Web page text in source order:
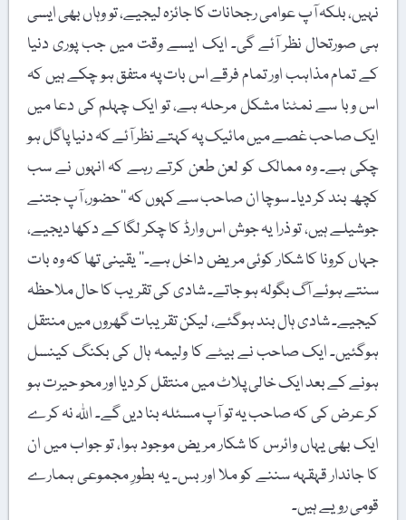
نہیں، بلکہ آپ عوامی رجحانات کا جائزہ لیجیے، تو وہاں بھی ایسی
ہی صورتحال نظر آئے گی۔ ایک ایسے وقت میں جب پوری دنیا
کے تمام مذاہب اور تمام فرقے اس بات پہ متفق ہو چکے ہیں کہ
اس وبا سے نمٹنا مشکل مرحلہ ہے، تو ایک چہلم کی دعا میں
ایک صاحب غصے میں مائیک پہ کہتے نظر آئے کہ دنیا پاگل ہو
چکی ہے۔ وہ ممالک کو لعن طعن کرتے رہے کہ انہوں نے سب
کچھ بند کر دیا۔ سوچا ان صاحب سے کہوں کہ ’’حضور، آپ جتنے
جوشیلے ہیں، تو ذرا یہ جوش اس وارڈ کا چکر لگا کے دکھا دیجیے،
جہاں کرونا کا شکار کوئی مریض داخل ہے۔‘‘ یقینی تھا کہ وہ بات
سنتے ہوئے آگ بگولہ ہو جاتے۔ شادی کی تقریب کا حال ملاحظہ
کیجیے۔ شادی ہال بند ہوگئے، لیکن تقریبات گھروں میں منتقل
ہوگئیں۔ ایک صاحب نے بیٹے کا ولیمہ ہال کی بکنگ کینسل
ہونے کے بعد ایک خالی پلاٹ میں منتقل کر دیا اور محو حیرت ہو
کر عرض کی کہ صاحب یہ تو آپ مسئلہ بنا دیں گے۔ اللہ نہ کرے
ایک بھی یہاں وائرس کا شکار مریض موجود ہوا، تو جواب میں ان
کا جاندار قہقہہ سننے کو ملا اور بس۔ یہ بطورِ مجموعی ہمارے
قومی رویے ہیں۔